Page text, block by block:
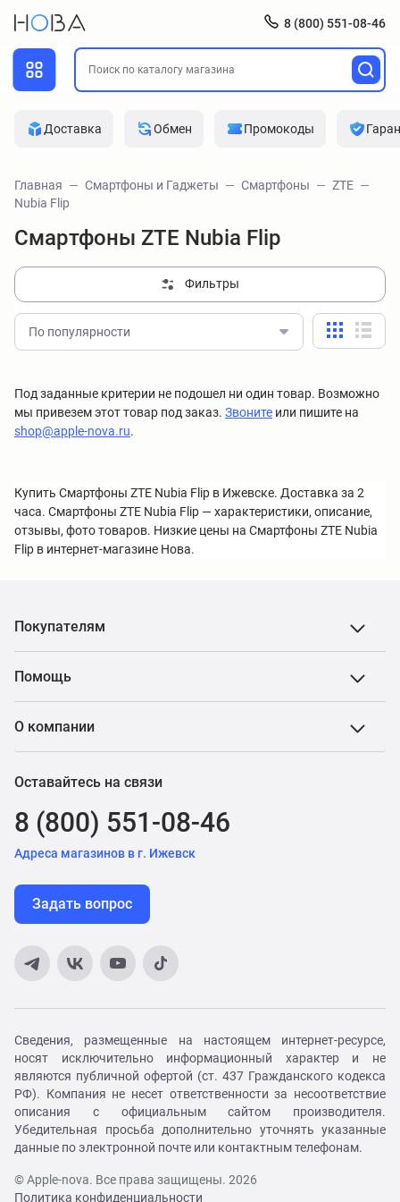
8 (800) 551-08-46
Доставка Обмен Промокоды
Главная Смартфоны и Гаджеты Смартфоны
ZTE
Nubia Flip
Смартфоны ZTE Nubia Flip
Фильтры
По популярности
Под заданные критерии не подошел ни один товар. Возможно
мы привезем этот товар под заказ. Звоните или пишите на
shop@apple-nova.ru.
Купить Смартфоны ZTE Nubia Flip в Ижевске. Доставка за 2
часа. Смартфоны ZTE Nubia Flip — характеристики, описание,
отзывы, фото товаров. Низкие цены на Смартфоны ZTE Nubia
Flip в интернет-магазине Нова.
Покупателям
Помощь
О компании
Оставайтесь на связи
8 (800) 551-08-46
Адреса магазинов в г. Ижевск
Задать вопрос
Сведения, размещенные на настоящем интернет-ресурсе,
носят исключительно информационный характер и не
являются публичной офертой (ст. 437 Гражданского кодекса
РФ). Компания не несет ответственности за несоответствие
описания с официальным сайтом производителя.
Убедительная просьба дополнительно уточнять указанные
данные по электронной почте или контактным телефонам.
© Apple-nova. Все права защищены. 2026
Политика конфиденциальности